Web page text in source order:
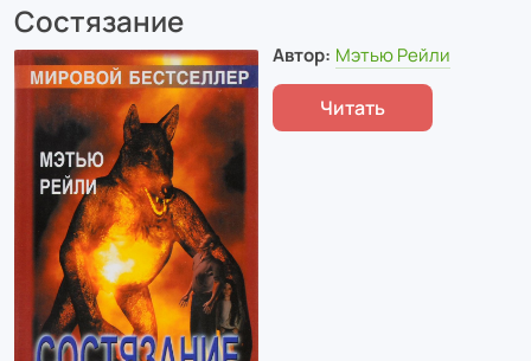
Состязание
Автор: Мэтью Рейли
Читать